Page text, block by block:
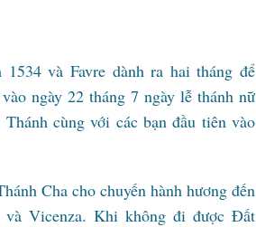
và Favre dành ra hai tháng để
ngày 22 tháng 7 ngày lễ thánh nữ
cùng với các bạn đầu tiên vào
Cha cho chuyến hành hương đến
và Vicenza. Khi không đi được Đất